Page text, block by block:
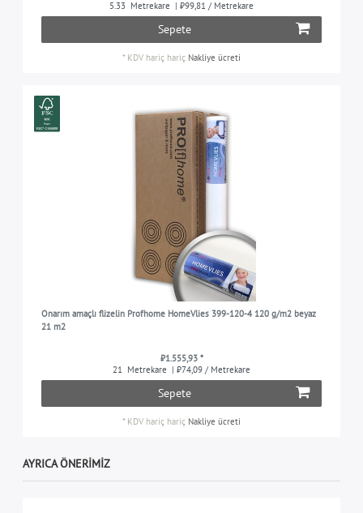
5.33 Metrekare | ₺99,81 / Metrekare
Sepete
* KDV hariç hariç Nakliye ücreti
Onarım amaçlı flizelin Profhome HomeVlies 399-120-4 120 g/m2 beyaz
21 m2
₺1.555,93 *
21
Metrekare | ₺74,09 / Metrekare
Sepete
* KDV hariç hariç Nakliye ücreti
AYRICA ÖNERIMIZ